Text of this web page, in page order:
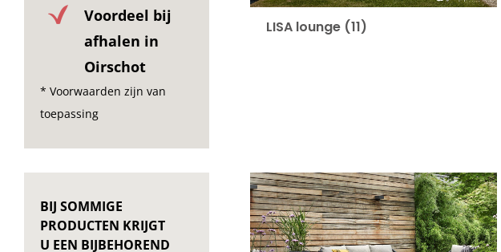
LISA lounge (11)
Voordeel bij
afhalen in
Oirschot
* Voorwaarden zijn van
toepassing
BIJ SOMMIGE
PRODUCTEN KRIJGT
U EEN BIJBEHOREND